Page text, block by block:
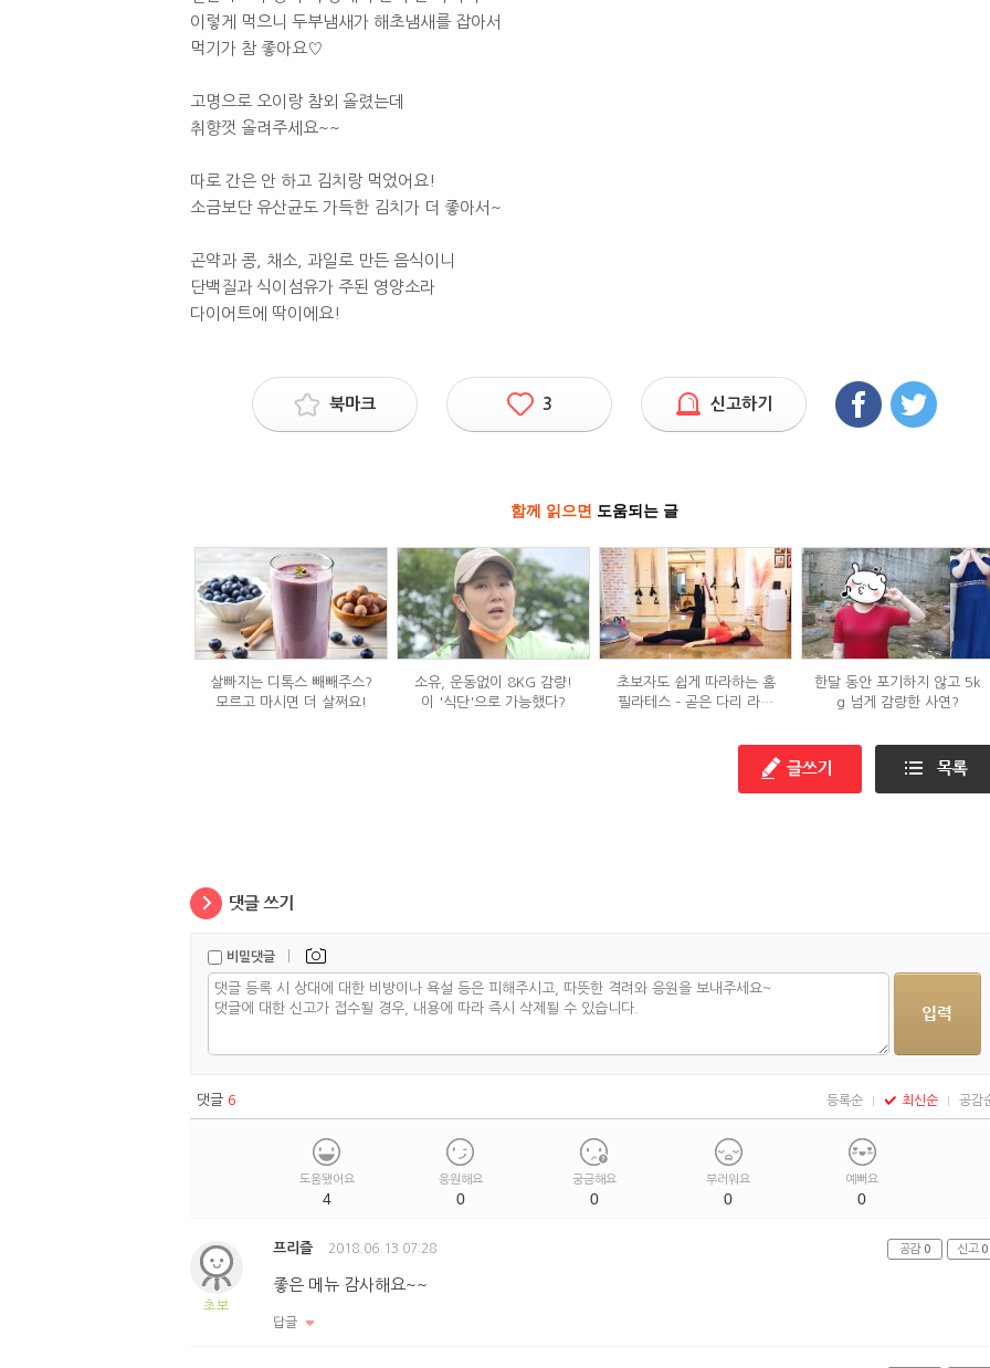
이렇게 먹으니 두부냄새가 해초냄새를 잡아서
먹기가 참 좋아요♡
고명으로 오이랑 참외 올렸는데
취향껏 올려주세요~~
따로 간은 안 하고 김치랑 먹었어요!
소금보단 유산균도 가득한 김치가 더 좋아서~
곤약과 콩, 채소, 과일로 만든 음식이니
단백질과 식이섬유가 주된 영양소라
다이어트에 딱이에요!
북마크 3 신고하기
함께 읽으면 도움되는 글
살빠지는 디톡스 빼빼주스?
모르고 마시면 더 살쩌요!
소유, 운동없이 8KG 감량!
이 '식단'으로 가능했다?
초보자도 쉽게 따라하는 홈
필라테스 – 곧은 다리 라인
한달 동안 포기하지 않고 5k
g 넘게 감량한 사연?
비밀댓글 |
댓글 6 등록순 최신순 공감
도움됐어요
4
응원해요
0
궁금해요
0
부러워요
0
예뻐요
0
초보
프리즐 2018.06.13 07:28
좋은 메뉴 감사해요~~
답글
공감 0 신고 0